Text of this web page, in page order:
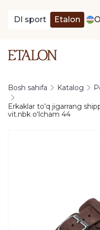
DI sport Etalon
Bosh sahifa Katalog
Erkaklar to'q jigarrang
vit.nbk oʻlcham 44